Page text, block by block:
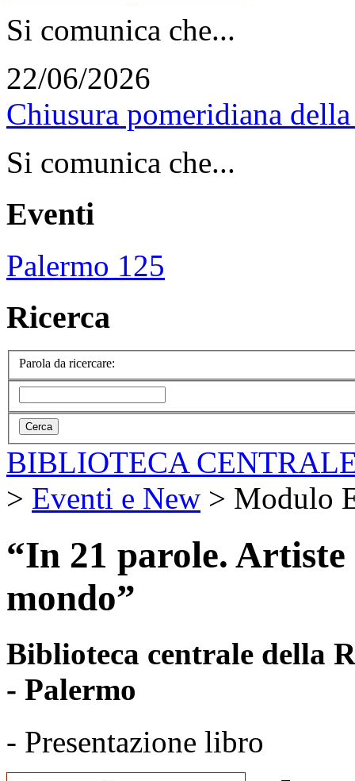
Si comunica che...
22/06/2026
Chiusura pomeridiana
Si comunica che...
Eventi
Palermo 125
Ricerca
Parola da ricercare:
BIBLIOTECA
> Eventi e New > Modulo
“In 21 parole.
mondo”
Biblioteca centrale della
- Palermo
- Presentazione libro